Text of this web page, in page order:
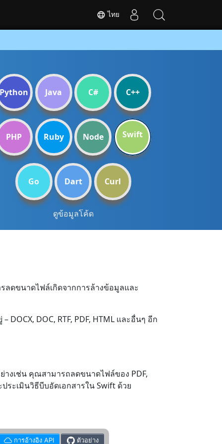
Python Java C# C++
PHP Ruby Node Swift
Go Dart Curl
ดูข้อมูลโค้ด
ดขนาดไฟล์เกิดจากการล้างข้อมูลและ
DOC, RTF, PDF, HTML และอื่นๆ อีก
งเช่น คุณสามารถลดขนาดไฟล์ของ PDF,
ระเมินวิธีบีบอัดเอกสารใน Swift ด้วย
การอ้างอิง API ตัวอย่าง
ไทย